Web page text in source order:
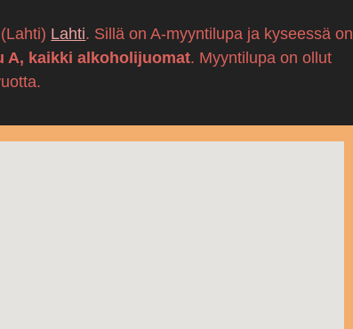
Lahti. Sillä on A-myyntilupa ja kyseessä on
A, kaikki alkoholijuomat. Myyntilupa on ollut